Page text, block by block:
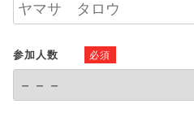
参加人数 必須